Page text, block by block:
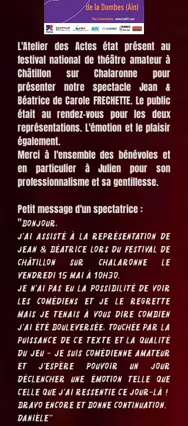
L'Atelier des Actesétat présent au
festival national de théâtre amateur à
Châtillon sur Chalaronne pour
présenter notre spectacle Jean &
Béatrice de Carole FRECHETTE. Le public
était au rendez-vous pour les deux
représentations. L'émotion et le plaisir
également.
Merci à l'ensemble des bénévoles et
en particulier à Julien pour son
professionnalisme et sa gentillesse.
Petit message d'un spectatrice :
"Bonjour,
J'ai assisté à la représentation de
Jean & Béatrice lors du festival de
Châtillon sur Chalaronne le
vendredi 15 mai à 10h30.
Je n'ai pas eu la possibilité de voir
les comédiens et je le regrette
mais je tenais à vous dire combien
j'ai été bouleversée, touchée par la
puissance de ce texte et la qualité
du jeu - je suis comédienne amateur
et j'espère pouvoir un jour
déclencher une émotion telle que
celle que j'ai ressentie ce jour-là !
Bravo encore et bonne continuation.
Danièle"